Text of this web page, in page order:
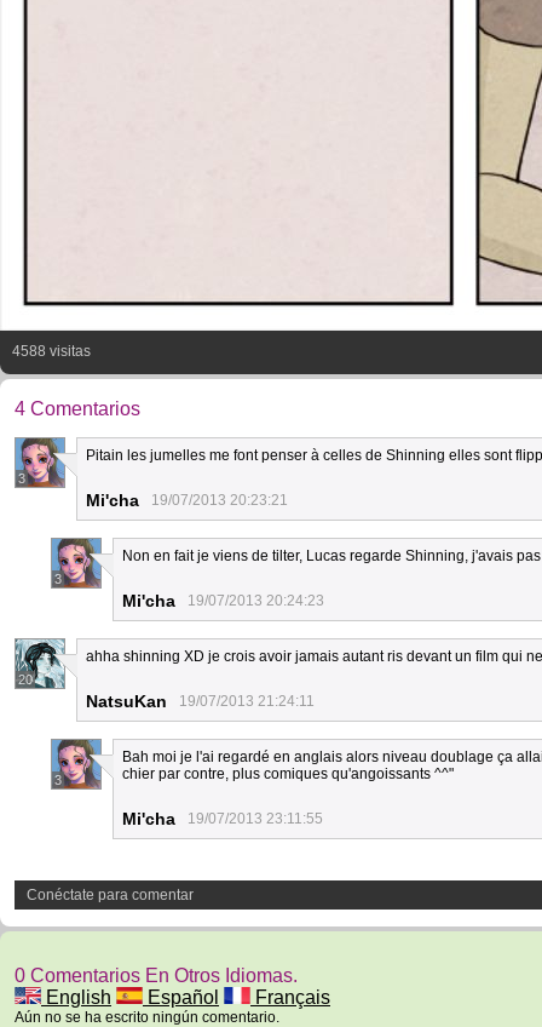
4588 visitas
4 Comentarios
3
Pitain les jumelles me font penser à celles de Shinning elles sont
Mi'cha 19/07/2013 20:23:21
3
Non en fait je viens de tilter, Lucas regarde Shinning, j'avais
Mi'cha 19/07/2013 20:24:23
20
ahha shinning XD je crois avoir jamais autant ris devant un film qui
NatsuKan 19/07/2013 21:24:11
3
Bah moi je l'ai regardé en anglais alors niveau doublage ça
chier par contre, plus comiques qu'angoissants ^^"
Mi'cha 19/07/2013 23:11:55
Conéctate para comentar
0 Comentarios En Otros Idiomas.
English
Español Français
Aún no se ha escrito ningún comentario.